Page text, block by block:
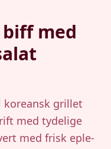
med
grillet
med tydelige
med frisk eple-